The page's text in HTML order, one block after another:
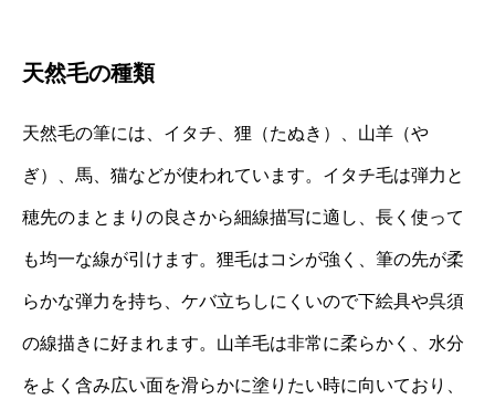
天然毛の種類
天然毛の筆には、イタチ、狸（たぬき）、山羊（や
ぎ）、馬、猫などが使われています。イタチ毛は弾力と
穂先のまとまりの良さから細線描写に適し、長く使って
も均一な線が引けます。狸毛はコシが強く、筆の先が柔
らかな弾力を持ち、ケバ立ちしにくいので下絵具や呉須
の線描きに好まれます。山羊毛は非常に柔らかく、水分
をよく含み広い面を滑らかに塗りたい時に向いており、